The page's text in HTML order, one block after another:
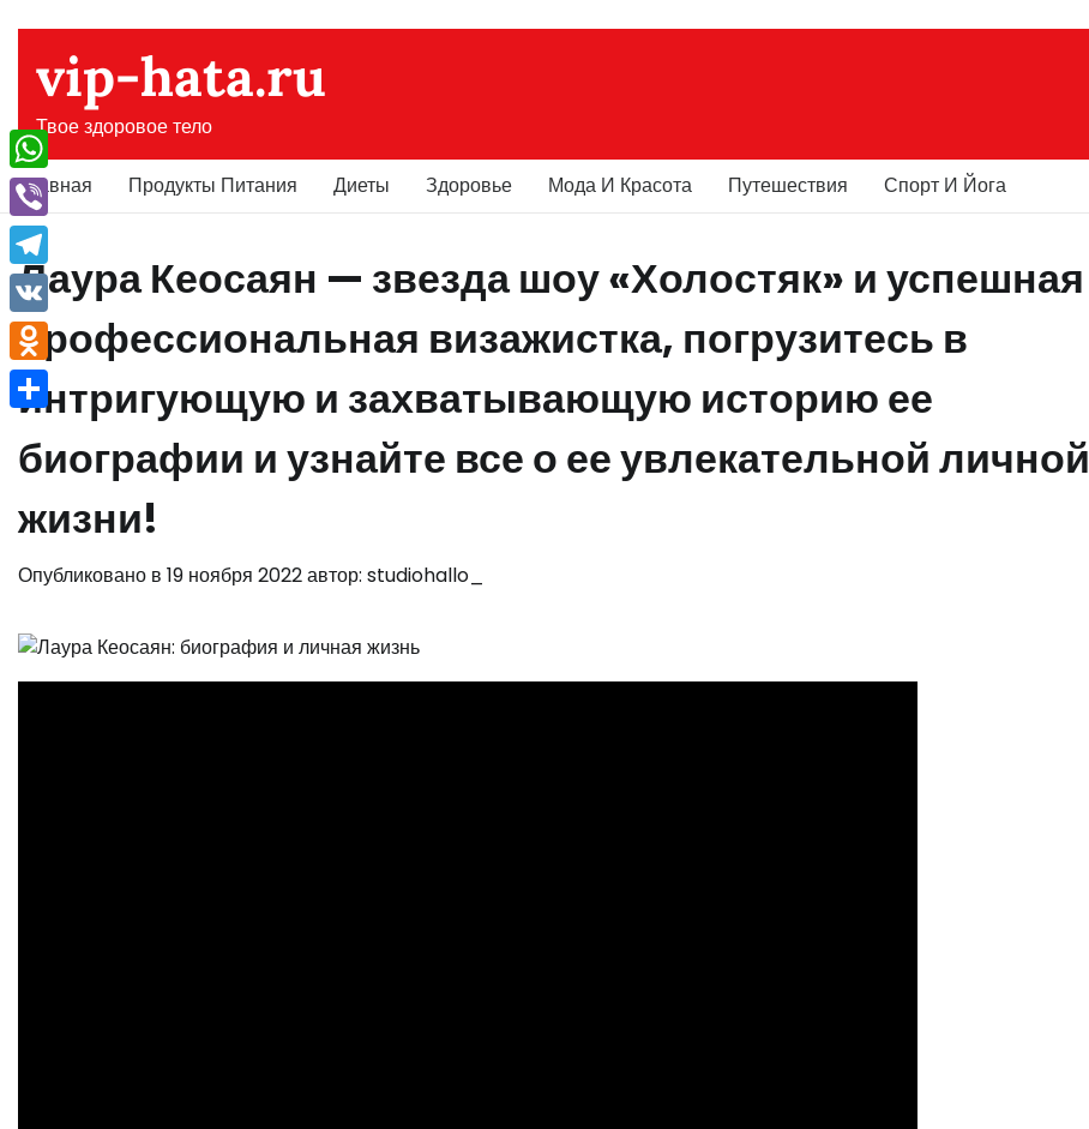
содержимому
vip-hata.ru
Твое здоровое тело
Главная Продукты Питания Диеты Здоровье Мода И Красота Путешествия Спорт И Йога
Лаура Кеосаян — звезда шоу «Холостяк» и успешная
профессиональная визажистка, погрузитесь в
интригующую и захватывающую историю ее
биографии и узнайте все о ее увлекательной личной
жизни!
Опубликовано в 19 ноября 2022автор: studiohallo_
WhatsApp
Viber
Telegram
VK
Odnoklassniki
Отправить